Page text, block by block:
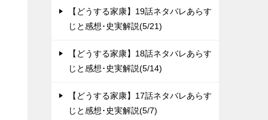
【どうする家康】19話ネタバレあらす
じと感想･史実解説(5/21)
【どうする家康】18話ネタバレあらす
じと感想･史実解説(5/14)
【どうする家康】17話ネタバレあらす
じと感想･史実解説(5/7)